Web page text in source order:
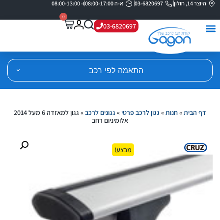
היוצר 14, חולון 03-6820697 א-ה 08:00-17:00 ו- 08:00-13:00
03-6820697
0
התאמה לפי רכב
דף הבית»חנות» גגון לרכב פרטי» גגונים לרכב»
גגון למאזדה 6 מעל 2014
אלומיניום רחב
מבצע!